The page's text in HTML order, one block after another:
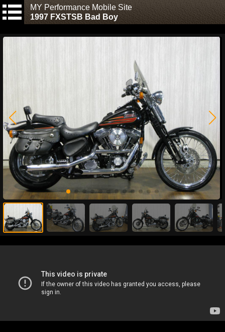
MY Performance Mobile Site
1997 FXSTSB Bad Boy